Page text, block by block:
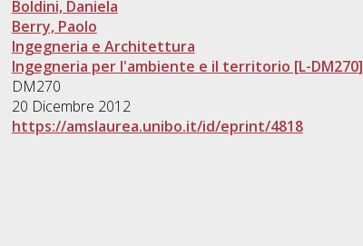
Boldini, Daniela
Berry, Paolo
Ingegneria e Architettura
Ingegneria per l'ambiente e il territorio [L-DM270]
DM270
20 Dicembre 2012
https://amslaurea.unibo.it/id/eprint/4818